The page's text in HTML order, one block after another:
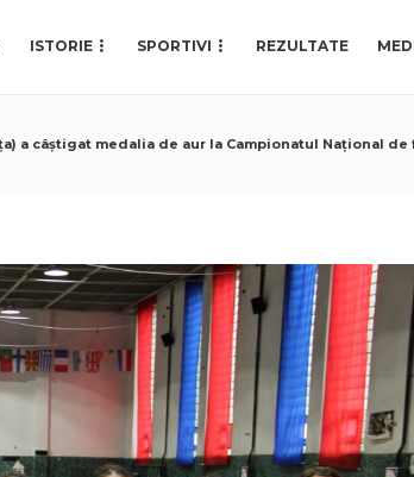
ISTORIE SPORTIVI REZULTATE
a câștigat medalia de aur la Campionatul Național